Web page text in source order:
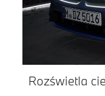
Rozświetla